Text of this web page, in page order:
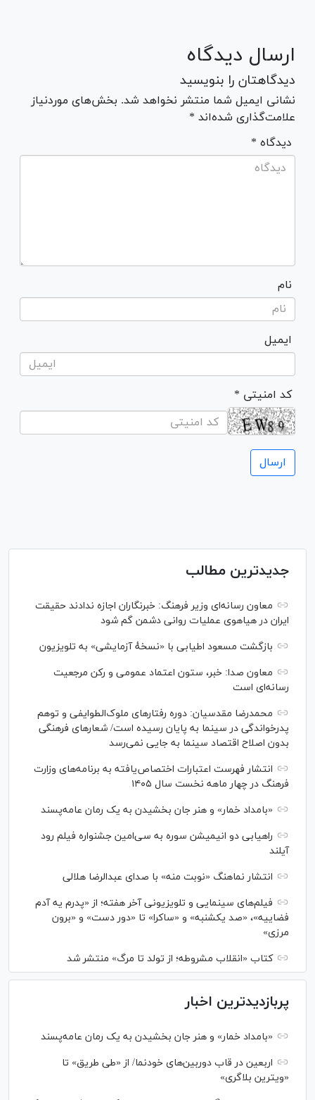
ارسال دیدگاه
دیدگاهتان را بنویسید
نشانی ایمیل شما منتشر نخواهد شد. بخش‌های موردنیاز
علامت‌گذاری شده‌اند *
* دیدگاه
نام
ایمیل
* کد امنیتی
جدیدترین مطالب
معاون رسانه‌ای وزیر فرهنگ: خبرنگاران اجازه ندادند حقیقت
ایران در هیاهوی عملیات روانی دشمن گم شود
بازگشت مسعود اطیابی با «نسخهٔ آزمایشی» به تلویزیون
معاون صدا: خبر، ستون اعتماد عمومی و رکن مرجعیت
رسانه‌ای است
محمدرضا مقدسیان: دوره رفتارهای ملوک‌الطوایفی و توهم
پدرخواندگی در سینما به پایان رسیده است/ شعارهای فرهنگی
بدون اصلاح اقتصاد سینما به جایی نمی‌رسد
انتشار فهرست اعتبارات اختصاص‌یافته به برنامه‌های وزارت
فرهنگ در چهار ماهه نخست سال ۱۴۰۵
«بامداد خمار» و هنر جان بخشیدن به یک رمان عامه‌پسند
راهیابی دو انیمیشن سوره به سی‌امین جشنواره فیلم رود
آیلند
انتشار نماهنگ «نوبت منه» با صدای عبدالرضا هلالی
فیلم‌های سینمایی و تلویزیونی آخر هفته؛ از «پدرم یه آدم
فضاییه»، «صد یکشنبه» و «ساکرا» تا «دور دست» و «برون
مرزی»
کتاب «انقلاب مشروطه؛ از تولد تا مرگ» منتشر شد
پربازدیدترین اخبار
«بامداد خمار» و هنر جان بخشیدن به یک رمان عامه‌پسند
اربعین در قاب دوربین‌های خودنما/ از «طی طریق» تا
«ویترین بلاگری»